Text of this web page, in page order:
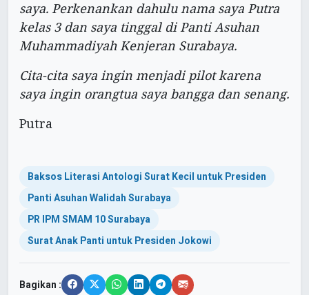
saya. Perkenankan dahulu nama saya Putra
kelas 3 dan saya tinggal di Panti Asuhan
Muhammadiyah Kenjeran Surabaya.
Cita-cita saya ingin menjadi pilot karena
saya ingin orangtua saya bangga dan senang.
Putra
Baksos Literasi Antologi Surat Kecil untuk Presiden
Panti Asuhan Walidah Surabaya
PR IPM SMAM 10 Surabaya
Surat Anak Panti untuk Presiden Jokowi
Bagikan :